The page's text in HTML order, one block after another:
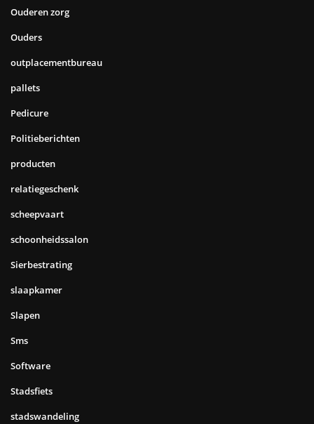
Ouderen zorg
Ouders
outplacementbureau
pallets
Pedicure
Politieberichten
producten
relatiegeschenk
scheepvaart
schoonheidssalon
Sierbestrating
slaapkamer
Slapen
Sms
Software
Stadsfiets
stadswandeling